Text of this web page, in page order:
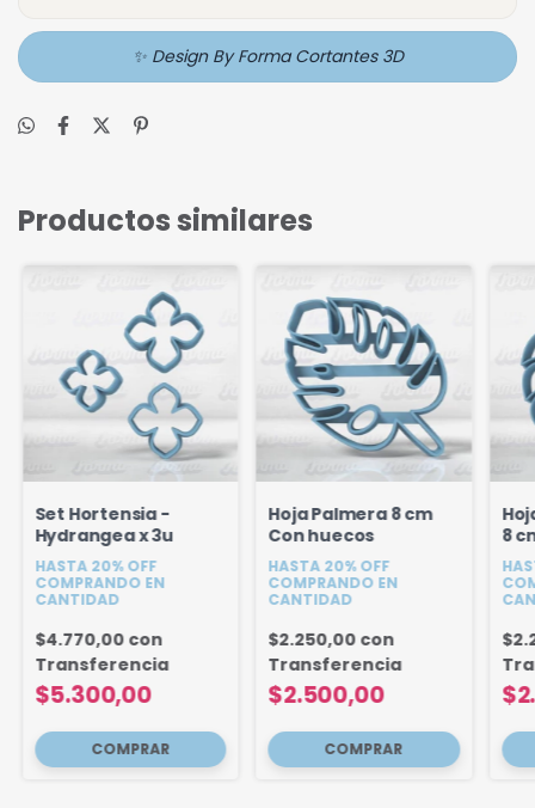
✨ Design By Forma Cortantes 3D
Productos similares
Set Hortensia -
Hydrangea x 3u
HASTA 20% OFF
COMPRANDO EN
CANTIDAD
$5.300,00
$4.770,00 con
Transferencia
Hoja Palmera 8 cm
Con huecos
HASTA 20% OFF
COMPRANDO EN
CANTIDAD
$2.500,00
$2.250,00 con
Transferencia
8